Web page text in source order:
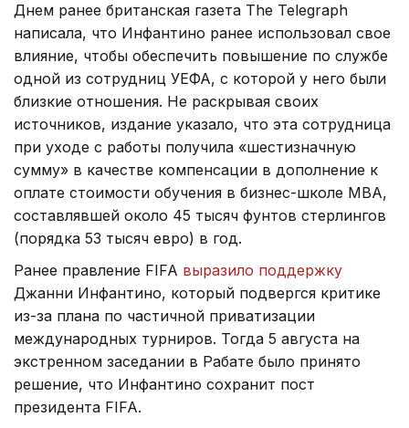
Днем ранее британская газета The Telegraph
написала, что Инфантино ранее использовал свое
влияние, чтобы обеспечить повышение по службе
одной из сотрудниц УЕФА, с которой у него были
близкие отношения. Не раскрывая своих
источников, издание указало, что эта сотрудница
при уходе с работы получила «шестизначную
сумму» в качестве компенсации в дополнение к
оплате стоимости обучения в бизнес-школе МВА,
составлявшей около 45 тысяч фунтов стерлингов
(порядка 53 тысяч евро) в год.
Ранее правление FIFA выразило поддержку
Джанни Инфантино, который подвергся критике
из-за плана по частичной приватизации
международных турниров. Тогда 5 августа на
экстренном заседании в Рабате было принято
решение, что Инфантино сохранит пост
президента FIFA.